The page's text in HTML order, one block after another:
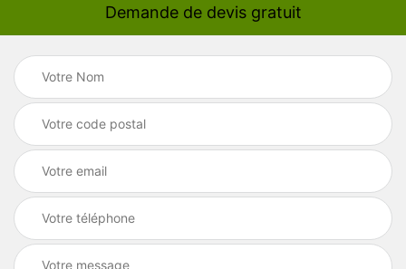
Demande de devis gratuit